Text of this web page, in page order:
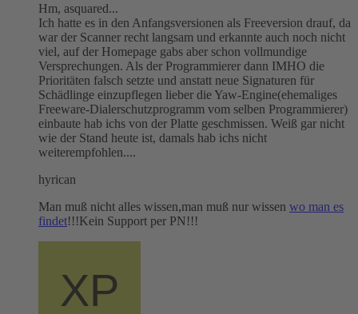
Hm, asquared...
Ich hatte es in den Anfangsversionen als Freeversion drauf, da
war der Scanner recht langsam und erkannte auch noch nicht
viel, auf der Homepage gabs aber schon vollmundige
Versprechungen. Als der Programmierer dann IMHO die
Prioritäten falsch setzte und anstatt neue Signaturen für
Schädlinge einzupflegen lieber die Yaw-Engine(ehemaliges
Freeware-Dialerschutzprogramm vom selben Programmierer)
einbaute hab ichs von der Platte geschmissen. Weiß gar nicht
wie der Stand heute ist, damals hab ichs nicht
weiterempfohlen....
hyrican
Man muß nicht alles wissen,man muß nur wissen wo man es
findet!!!Kein Support per PN!!!